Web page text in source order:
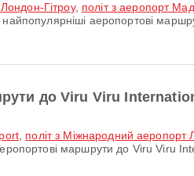
Гітроу, політ з аеропорт
аеропортові
до Viru Viru
, політ з Міжнародний
маршрути до Viru Viru